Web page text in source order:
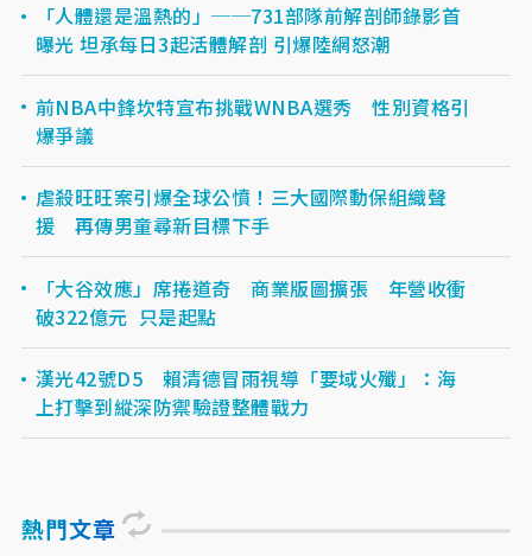
「人體還是溫熱的」──731部隊前解剖師錄影首
曝光 坦承每日3起活體解剖 引爆陸網怒潮
前NBA中鋒坎特宣布挑戰WNBA選秀 性別資格引
爆爭議
虐殺旺旺案引爆全球公憤！三大國際動保組織聲
援 再傳男童尋新目標下手
「大谷效應」席捲道奇 商業版圖擴張 年營收衝
破322億元 只是起點
漢光42號D5 賴清德冒雨視導「要域火殲」：海
上打擊到縱深防禦驗證整體戰力
熱門文章